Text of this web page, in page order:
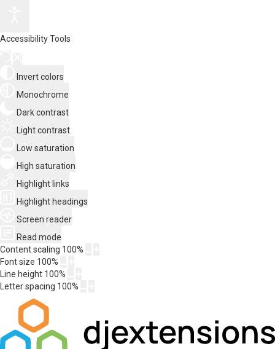
Accessibility Tools
Invert colors
Monochrome
Dark contrast
Light contrast
Low saturation
High saturation
Highlight links
Highlight headings
Screen reader
Read mode
Content scaling 100%
Font size 100%
Line height 100%
Letter spacing 100%